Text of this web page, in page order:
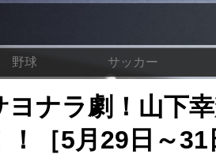
野球 サッカー
ヨナラ劇！山下
［5月29日～31